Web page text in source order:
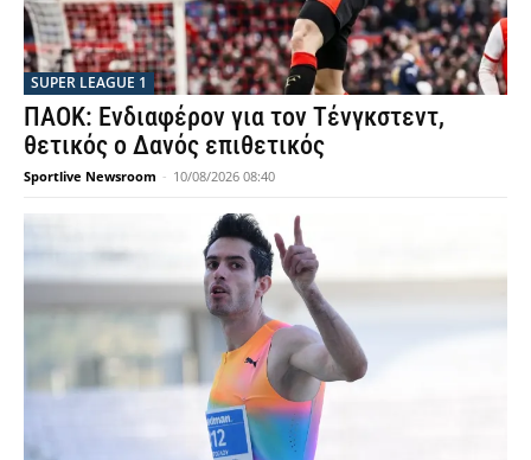
SUPER LEAGUE 1
ΠΑΟΚ: Ενδιαφέρον για τον Τένγκστεντ,
θετικός ο Δανός επιθετικός
Sportlive Newsroom - 10/08/2026 08:40